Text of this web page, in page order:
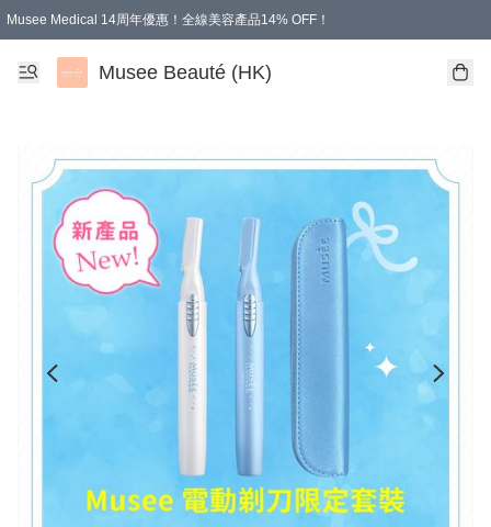
Musee Medical 14周年優惠！全線美容產品14% OFF！
凡購物滿HKD 500.00即享運費減免優惠
Musee Beauté (HK)